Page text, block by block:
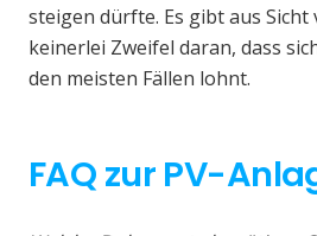
steigen dürfte. Es gibt aus Sicht
keinerlei Zweifel daran, dass
den meisten Fällen lohnt.
FAQ zur PV-